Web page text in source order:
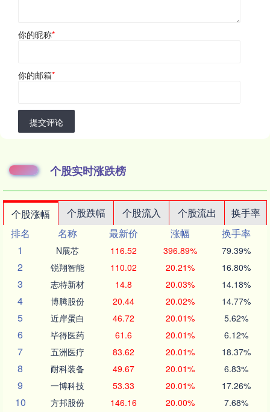
你的昵称*
你的邮箱*
提交评论
个股实时涨跌榜
个股涨幅 个股跌幅 个股流入 个股流出
换手率
排名
名称 最新价 涨幅
换手率
1
N展芯 116.52 396.89% 79.39%
2 锐翔智能 110.02 20.21% 16.80%
3 志特新材 14.8 20.03% 14.18%
4 博腾股份 20.44 20.02% 14.77%
5 近岸蛋白 46.72 20.01% 5.62%
6 毕得医药 61.6 20.01% 6.12%
7 五洲医疗 83.62 20.01% 18.37%
8 耐科装备 49.67 20.01% 6.83%
9 一博科技 53.33 20.01% 17.26%
10 方邦股份 146.16 20.00% 7.68%